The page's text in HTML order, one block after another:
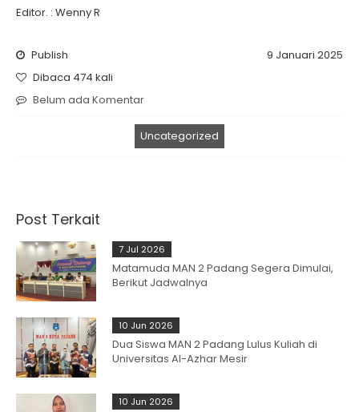
Editor. : Wenny R
Publish
9 Januari 2025
Dibaca 474 kali
Belum ada Komentar
Uncategorized
Post Terkait
7 Jul 2026
Matamuda MAN 2 Padang Segera Dimulai,
Berikut Jadwalnya
10 Jun 2026
Dua Siswa MAN 2 Padang Lulus Kuliah di
Universitas Al-Azhar Mesir
10 Jun 2026